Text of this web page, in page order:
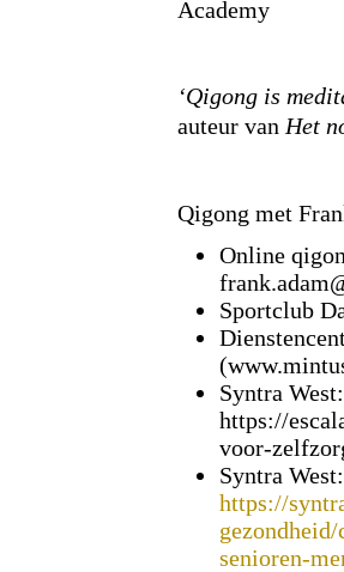
Academy
‘Qigong is
auteur vanHet
Qigong met
Online
Sportclub
Syntra
https://
voor-
Syntra
https://
senioren-